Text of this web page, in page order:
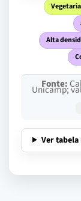
Alta
Fonte:
Unicamp;
Ver